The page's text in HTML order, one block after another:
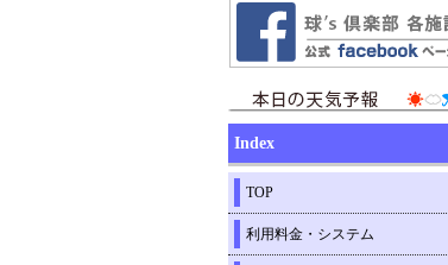
Index
TOP
利用料金・システム